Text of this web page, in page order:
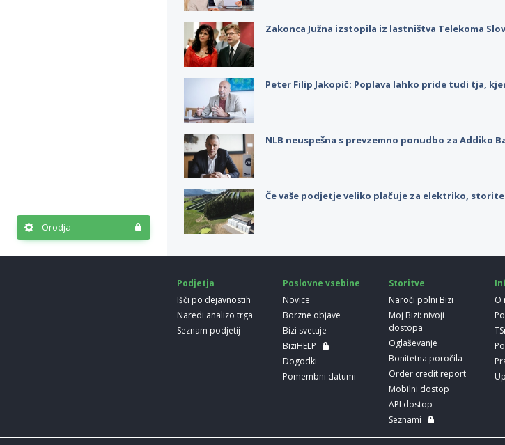
Orodja
Zakonca Južna izstopila iz lastništva Telekoma
Peter Filip Jakopič: Poplava lahko pride tudi tja,
NLB neuspešna s prevzemno ponudbo za Addiko
Če vaše podjetje veliko plačuje za elektriko,
Podjetja
Išči po dejavnostih
Naredi analizo trga
Seznam podjetij
Poslovne vsebine
Novice
Borzne objave
Bizi svetuje
BiziHELP
Dogodki
Pomembni datumi
Storitve
Naroči polni Bizi
Moj Bizi: nivoji
dostopa
Oglaševanje
Bonitetna poročila
Order credit report
Mobilni dostop
API dostop
Seznami
O